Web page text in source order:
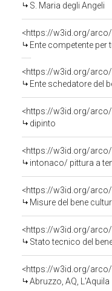
S. Maria degli Angeli
<https://w3id.org/
Ente competente per
<https://w3id.org/
Ente schedatore del
<https://w3id.org/
dipinto
<https://w3id.org/
intonaco/ pittura a
<https://w3id.org/
Misure del bene
<https://w3id.org/
Stato tecnico del
<https://w3id.org/
Abruzzo, AQ, L'Aquila